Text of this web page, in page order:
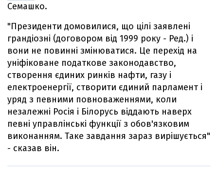
Семашко.
"Президенти домовилися, що цілі заявлені
грандіозні (договором від 1999 року - Ред.) і
вони не повинні змінюватися. Це перехід на
уніфіковане податкове законодавство,
створення єдиних ринків нафти, газу і
електроенергії, створити єдиний парламент і
уряд з певними повноваженнями, коли
незалежні Росія і Білорусь віддають наверх
певні управлінські функції з обов'язковим
виконанням. Таке завдання зараз вирішується"
- сказав він.